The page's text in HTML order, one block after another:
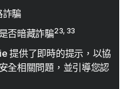
詐騙
否暗藏詐騙23, 33
提供了即時的提示，以協
全相關問題，並引導您認